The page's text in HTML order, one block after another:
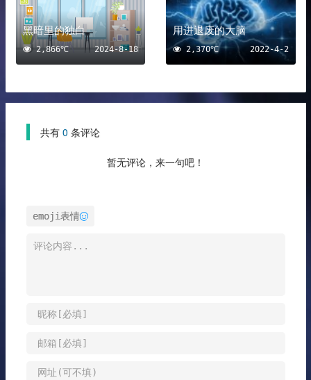
黑暗里的独白
2024-8-18
2,866℃
用进退废的大脑
2022-4-2
2,370℃
共有 0 条评论
暂无评论，来一句吧！
emoji表情